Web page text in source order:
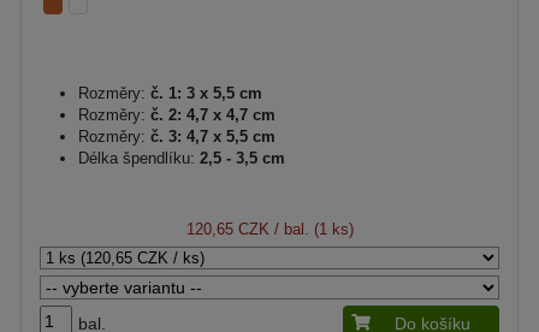
Rozměry: č. 1: 3 x 5,5 cm
Rozměry: č. 2: 4,7 x 4,7 cm
Rozměry: č. 3: 4,7 x 5,5 cm
Délka špendlíku: 2,5 - 3,5 cm
120,65 CZK / bal. (1 ks)
bal. Do košíku